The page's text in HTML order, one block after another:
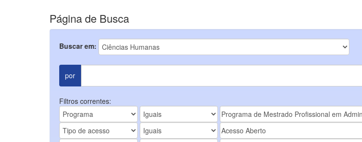
Página de Busca
Buscar em:
por
Filtros correntes: